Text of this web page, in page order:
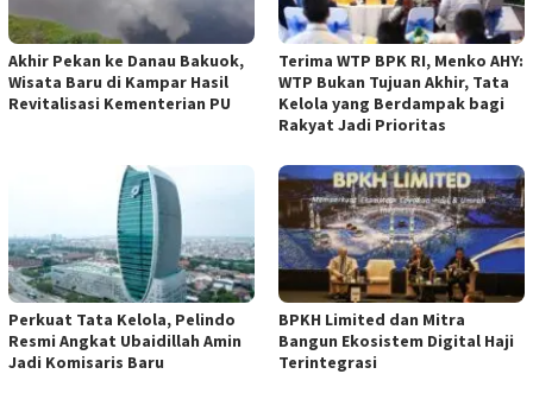
Akhir Pekan ke Danau Bakuok,
Wisata Baru di Kampar Hasil
Revitalisasi Kementerian PU
Terima WTP BPK RI, Menko AHY:
WTP Bukan Tujuan Akhir, Tata
Kelola yang Berdampak bagi
Rakyat Jadi Prioritas
​Perkuat Tata Kelola, Pelindo
Resmi Angkat Ubaidillah Amin
Jadi Komisaris Baru
BPKH Limited dan Mitra
Bangun Ekosistem Digital Haji
Terintegrasi